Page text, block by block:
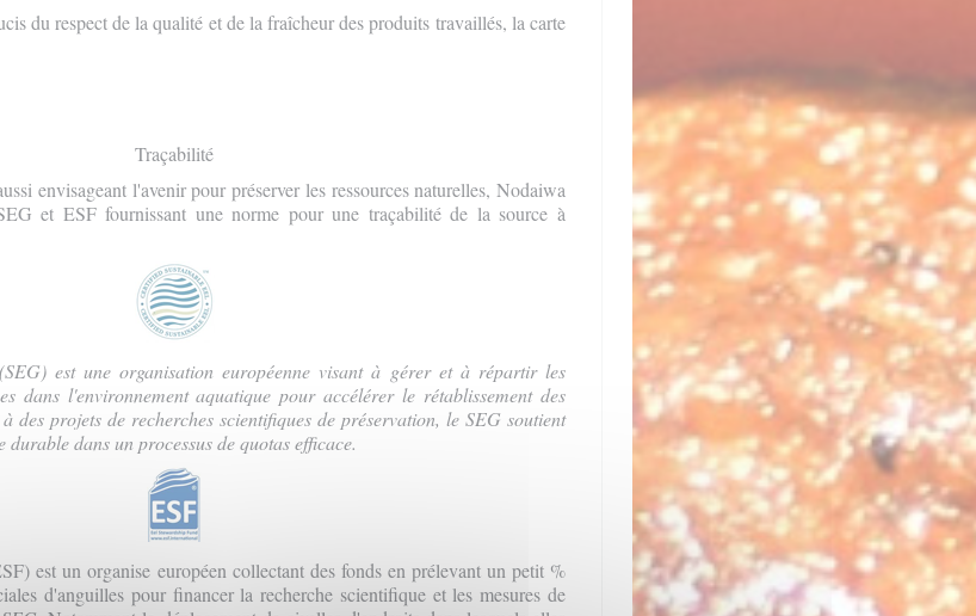
du respect de la qualité et de la fraîcheur des produits travaillés, la carte
Traçabilité
envisageant l'avenir pour préserver les ressources naturelles, Nodaiwa
et ESF fournissant une norme pour une traçabilité de la source à
(SEG) est une organisation européenne visant à gérer et à répartir les
dans l'environnement aquatique pour accélérer le rétablissement des
des projets de recherches scientifiques de préservation, le SEG soutient
dans un processus de quotas efficace.
est un organise européen collectant des fonds en prélevant un petit %
d'anguilles pour financer la recherche scientifique et les mesures de